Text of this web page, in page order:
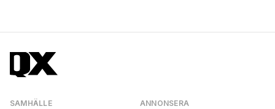
SAMHÄLLE ANNONSERA